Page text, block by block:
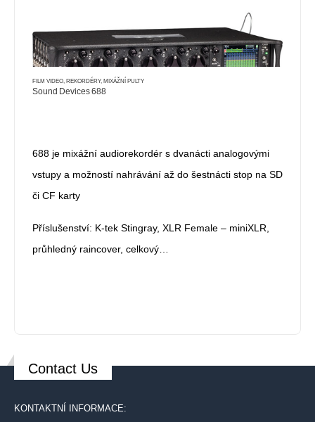
FILM VIDEO REKORDÉRY, MIXÁŽNÍ PULTY
Sound Devices 688
688 je mixážní audiorekordér s dvanácti analogovými
vstupy a možností nahrávání až do šestnácti stop na SD
či CF karty
Příslušenství: K-tek Stingray, XLR Female – miniXLR,
průhledný raincover, celkový…
Contact Us
KONTAKTNÍ INFORMACE: